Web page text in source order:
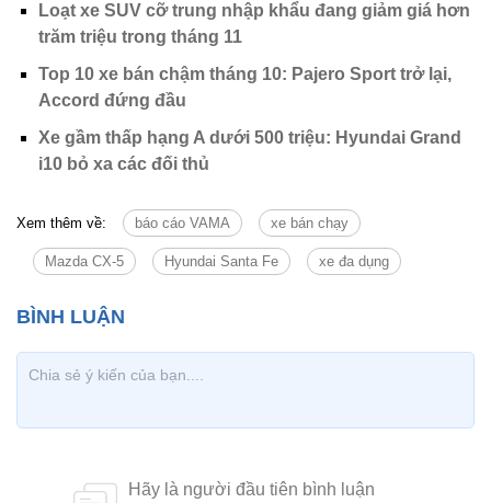
Loạt xe SUV cỡ trung nhập khẩu đang giảm giá hơn
trăm triệu trong tháng 11
Top 10 xe bán chậm tháng 10: Pajero Sport trở lại,
Accord đứng đầu
Xe gầm thấp hạng A dưới 500 triệu: Hyundai Grand
i10 bỏ xa các đối thủ
Xem thêm về: báo cáo VAMA xe bán chạy
Mazda CX-5 Hyundai Santa Fe xe đa dụng